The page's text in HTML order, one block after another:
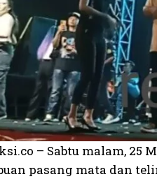
– Sabtu malam, 25
pasang mata dan